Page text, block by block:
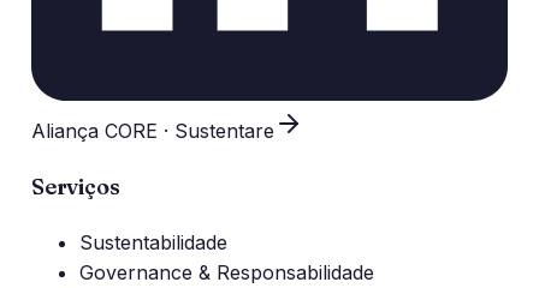
Aliança CORE · Sustentare
Serviços
Sustentabilidade
Governance & Responsabilidade